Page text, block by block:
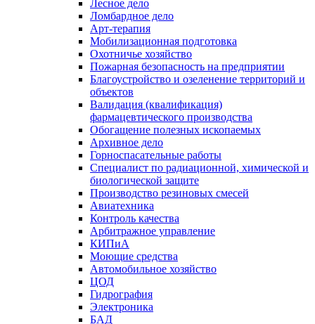
Лесное дело
Ломбардное дело
Арт-терапия
Мобилизационная подготовка
Охотничье хозяйство
Пожарная безопасность на предприятии
Благоустройство и озеленение территорий и
объектов
Валидация (квалификация)
фармацевтического производства
Обогащение полезных ископаемых
Архивное дело
Горноспасательные работы
Специалист по радиационной, химической и
биологической защите
Производство резиновых смесей
Авиатехника
Контроль качества
Арбитражное управление
КИПиА
Моющие средства
Автомобильное хозяйство
ЦОД
Гидрография
Электроника
БАД